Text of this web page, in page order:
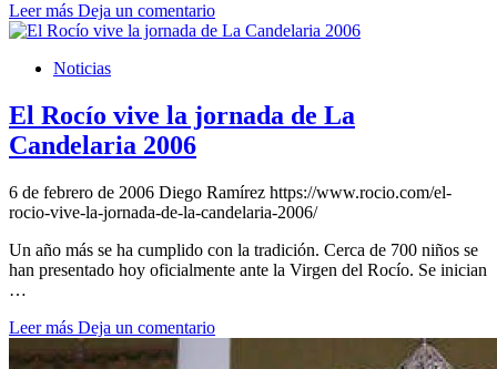
Leer más Deja un comentario
Noticias
El Rocío vive la jornada de La
Candelaria 2006
6 de febrero de 2006 Diego Ramírez https://www.rocio.com/el-
rocio-vive-la-jornada-de-la-candelaria-2006/
Un año más se ha cumplido con la tradición. Cerca de 700 niños se
han presentado hoy oficialmente ante la Virgen del Rocío. Se inician
…
Leer más Deja un comentario